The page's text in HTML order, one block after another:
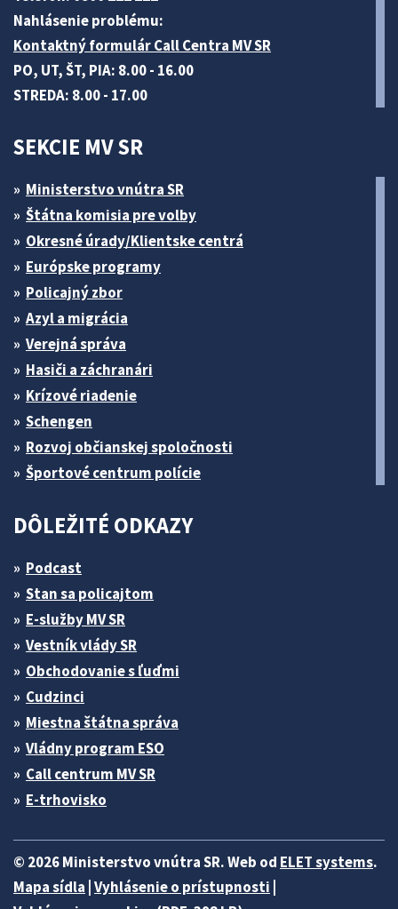
Nahlásenie problému:
Kontaktný formulár Call Centra MV SR
PO, UT, ŠT, PIA: 8.00 - 16.00
STREDA: 8.00 - 17.00
SEKCIE MV SR
Ministerstvo vnútra SR
Štátna komisia pre volby
Okresné úrady/Klientske centrá
Európske programy
Policajný zbor
Azyl a migrácia
Verejná správa
Hasiči a záchranári
Krízové riadenie
Schengen
Rozvoj občianskej spoločnosti
Športové centrum polície
DÔLEŽITÉ ODKAZY
Podcast
Stan sa policajtom
E-služby MV SR
Vestník vlády SR
Obchodovanie s ľuďmi
Cudzinci
Miestna štátna správa
Vládny program ESO
Call centrum MV SR
E-trhovisko
© 2026 Ministerstvo vnútra SR. Web od ELET systems.
Mapa sídla Vyhlásenie o prístupnosti